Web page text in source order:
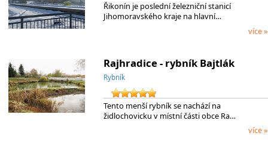
Řikonín je poslední železniční stanicí
Jihomoravského kraje na hlavní…
více »
Rajhradice - rybník Bajtlák
Rybník
Tento menší rybník se nachází na
židlochovicku v místní části obce Ra…
více »